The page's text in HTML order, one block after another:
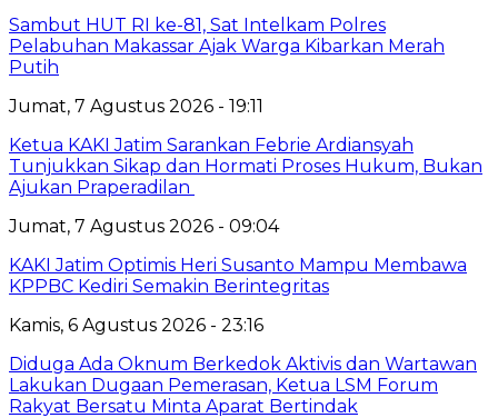
Sambut HUT RI ke-81, Sat Intelkam Polres
Pelabuhan Makassar Ajak Warga Kibarkan Merah
Putih
Jumat, 7 Agustus 2026 - 19:11
Ketua KAKI Jatim Sarankan Febrie Ardiansyah
Tunjukkan Sikap dan Hormati Proses Hukum, Bukan
Ajukan Praperadilan
Jumat, 7 Agustus 2026 - 09:04
KAKI Jatim Optimis Heri Susanto Mampu Membawa
KPPBC Kediri Semakin Berintegritas
Kamis, 6 Agustus 2026 - 23:16
Diduga Ada Oknum Berkedok Aktivis dan Wartawan
Lakukan Dugaan Pemerasan, Ketua LSM Forum
Rakyat Bersatu Minta Aparat Bertindak